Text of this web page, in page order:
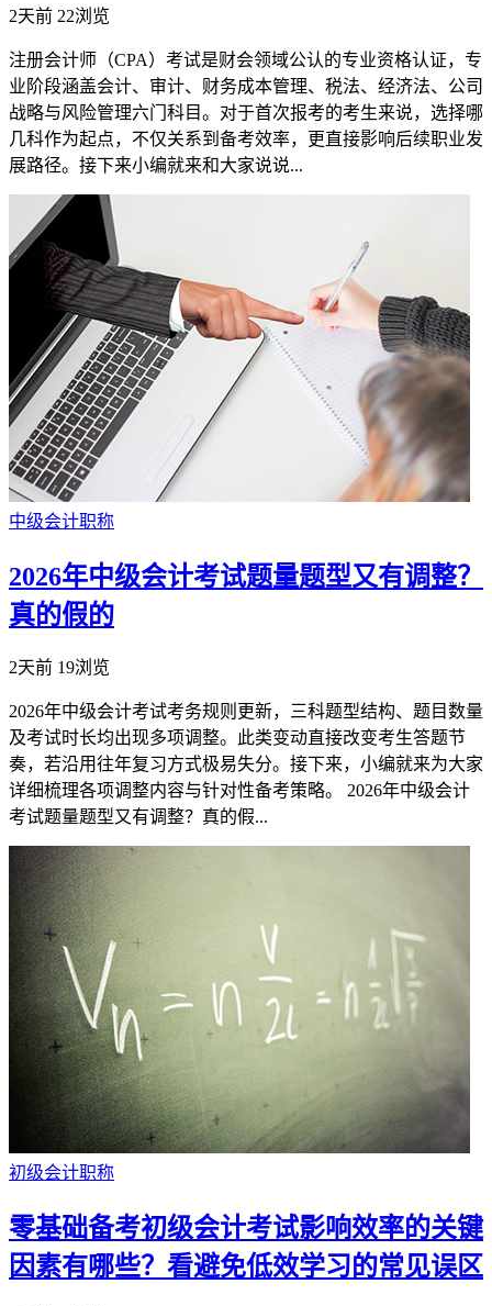
2天前 22浏览
注册会计师（CPA）考试是财会领域公认的专业资格认证，专
业阶段涵盖会计、审计、财务成本管理、税法、经济法、公司
战略与风险管理六门科目。对于首次报考的考生来说，选择哪
几科作为起点，不仅关系到备考效率，更直接影响后续职业发
展路径。接下来小编就来和大家说说...
中级会计职称
2026年中级会计考试题量题型又有调整？
真的假的
2天前 19浏览
2026年中级会计考试考务规则更新，三科题型结构、题目数量
及考试时长均出现多项调整。此类变动直接改变考生答题节
奏，若沿用往年复习方式极易失分。接下来，小编就来为大家
详细梳理各项调整内容与针对性备考策略。 2026年中级会计
考试题量题型又有调整？真的假...
初级会计职称
零基础备考初级会计考试影响效率的关键
因素有哪些？看避免低效学习的常见误区